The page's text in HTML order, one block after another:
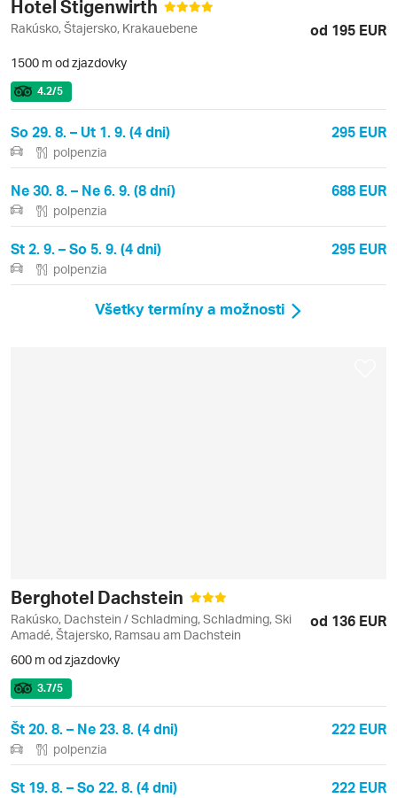
Hotel Stigenwirth
Rakúsko, Štajersko, Krakauebene od 195 EUR
1500 m od zjazdovky
4.2/5
So 29. 8. – Ut 1. 9. (4 dni) 295 EUR
polpenzia
Ne 30. 8. – Ne 6. 9. (8 dní) 688 EUR
polpenzia
St 2. 9. – So 5. 9. (4 dni) 295 EUR
polpenzia
Všetky termíny a možnosti
Berghotel Dachstein
Rakúsko, Dachstein / Schladming, Schladming, Ski
Amadé, Štajersko, Ramsau am Dachstein
od 136 EUR
600 m od zjazdovky
3.7/5
Št 20. 8. – Ne 23. 8. (4 dni) 222 EUR
polpenzia
St 19. 8. – So 22. 8. (4 dni) 222 EUR